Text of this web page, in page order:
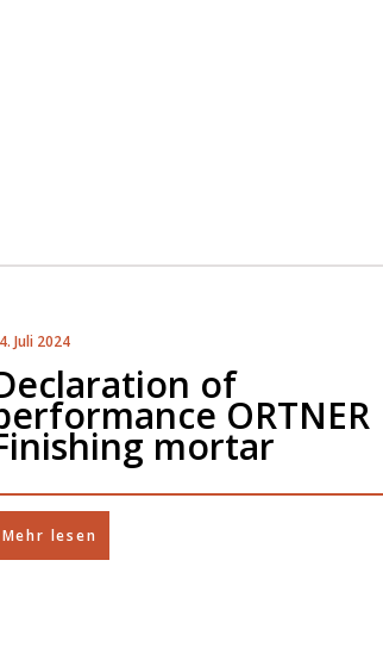
Juli 2024
of
ORTNER
mortar
Mehr lesen